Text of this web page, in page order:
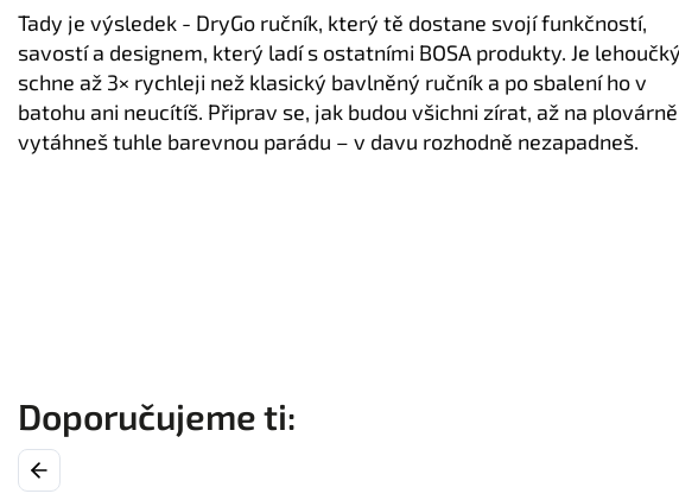
Tady je výsledek - DryGo ručník, který tě dostane svojí funkčností,
savostí a designem, který ladí s ostatními BOSA produkty. Je
schne až 3× rychleji než klasický bavlněný ručník a po sbalení ho v
batohu ani neucítíš. Připrav se, jak budou všichni zírat, až na plovárně
vytáhneš tuhle barevnou parádu – v davu rozhodně nezapadneš.
Previous